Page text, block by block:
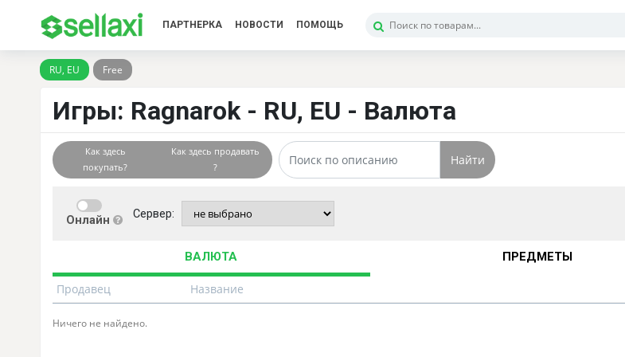
ПАРТНЕРКА НОВОСТИ ПОМОЩЬ
RU, EU Free
Игры: Ragnarok - RU, EU - Валюта
Как здесь
покупать?
Как здесь продавать
?
Найти
Онлайн Сервер:
ВАЛЮТА ПРЕДМЕТЫ
Продавец Название
Ничего не найдено.